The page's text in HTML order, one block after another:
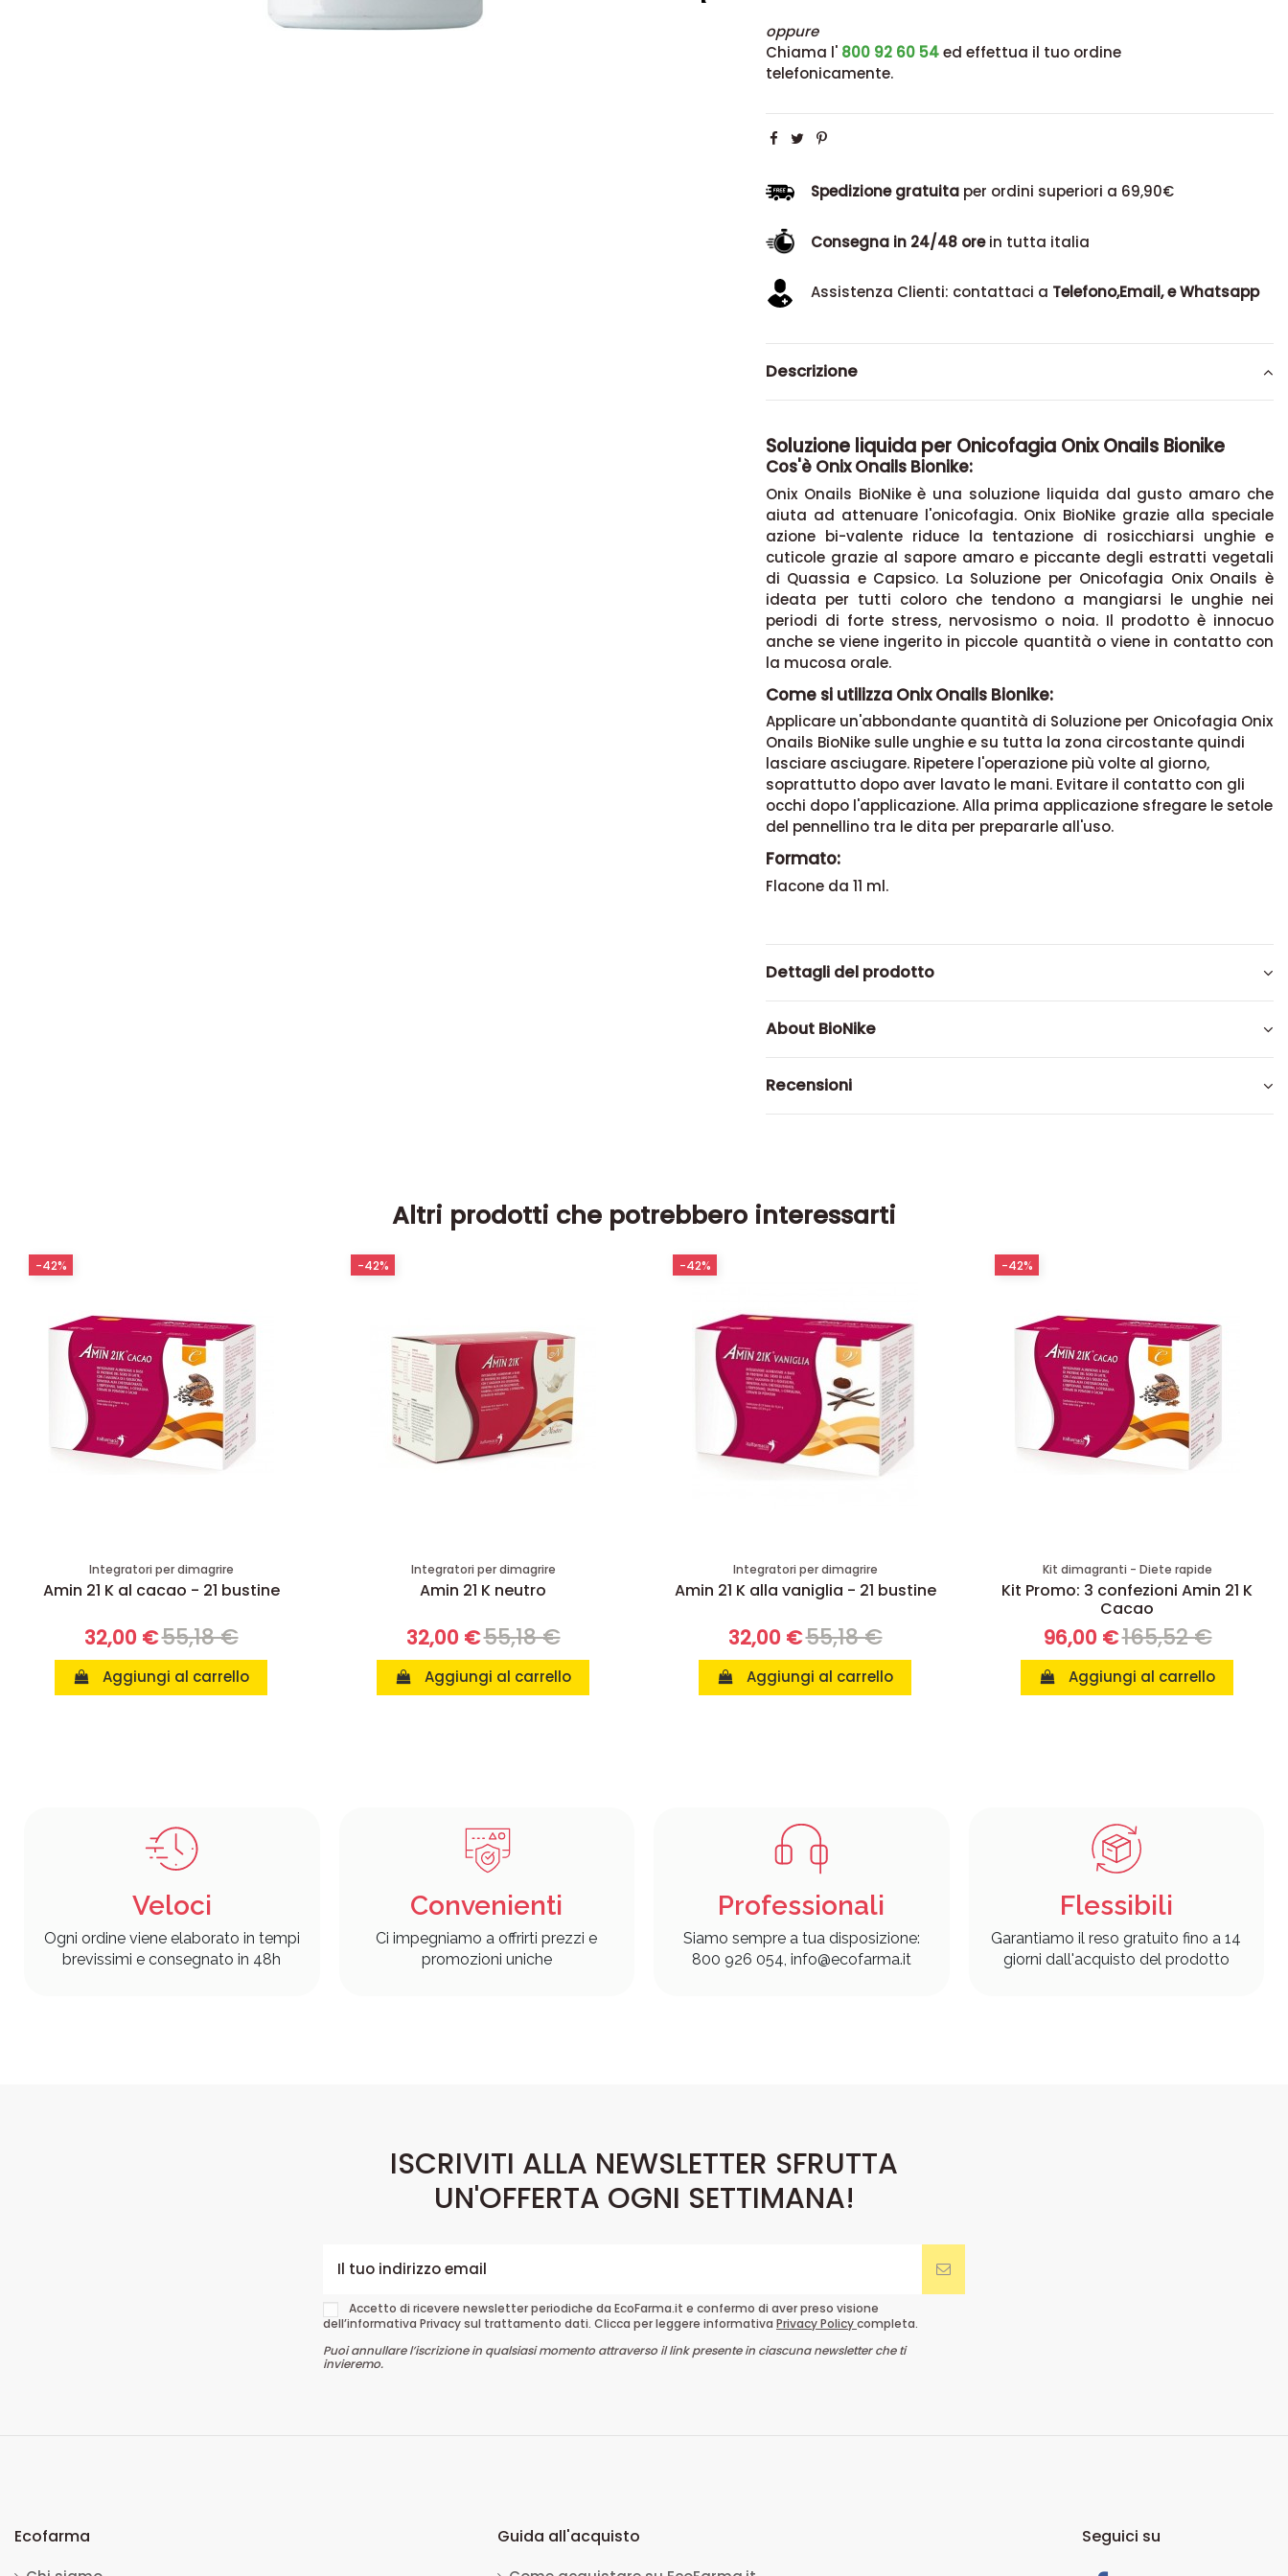
oppure
Chiama l' 800 92 60 54ed effettua il tuo ordine
telefonicamente.
Spedizione gratuitaper ordini superiori a 69,90€
Consegna in 24/48 orein tutta italia
Assistenza Clienti: contattaci a Telefono,Email, e Whatsapp
Descrizione
Soluzione liquida per Onicofagia Onix Onails Bionike
Cos'è Onix Onails Bionike:
Onix Onails BioNike è una soluzione liquida dal gusto amaro che
aiuta ad attenuare l'onicofagia. Onix BioNike grazie alla speciale
azione bi-valente riduce la tentazione di rosicchiarsi unghie e
cuticole grazie al sapore amaro e piccante degli estratti vegetali
di Quassia e Capsico. La Soluzione per Onicofagia Onix Onails è
ideata per tutti coloro che tendono a mangiarsi le unghie nei
periodi di forte stress, nervosismo o noia. Il prodotto è innocuo
anche se viene ingerito in piccole quantità o viene in contatto con
la mucosa orale.
Come si utilizza Onix Onails Bionike:
Applicare un'abbondante quantità di Soluzione per Onicofagia Onix
Onails BioNike sulle unghie e su tutta la zona circostante quindi
lasciare asciugare. Ripetere l'operazione più volte al giorno,
soprattutto dopo aver lavato le mani. Evitare il contatto con gli
occhi dopo l'applicazione. Alla prima applicazione sfregare le setole
del pennellino tra le dita per prepararle all'uso.
Formato:
Flacone da 11 ml.
Dettagli del prodotto
About BioNike
Recensioni
Altri prodotti che potrebbero interessarti
Integratori per dimagrire
Amin 21 K al cacao - 21 bustine
32,00 €55,18 €
Aggiungi al carrello
-42%
Integratori per dimagrire
Amin 21 K neutro
32,00 €55,18 €
Aggiungi al carrello
-42%
Integratori per dimagrire
Amin 21 K alla vaniglia - 21 bustine
32,00 €55,18 €
Aggiungi al carrello
-42%
Kit dimagranti - Diete rapide
Kit Promo: 3 confezioni Amin 21 K
Cacao
96,00 €165,52 €
Aggiungi al carrello
-42%
Veloci
Ogni ordine viene elaborato in tempi
brevissimi e consegnato in 48h
Convenienti
Ci impegniamo a offrirti prezzi e
promozioni uniche
Professionali
Siamo sempre a tua disposizione:
800 926 054, info@ecofarma.it
Flessibili
Garantiamo il reso gratuito fino a 14
giorni dall'acquisto del prodotto
ISCRIVITI ALLA NEWSLETTER SFRUTTA
UN'OFFERTA OGNI SETTIMANA!
Accetto di ricevere newsletter periodiche da EcoFarma.it e confermo di aver preso visione
dell’informativa Privacy sul trattamento dati. Clicca per leggere informativa Privacy Policycompleta.
Puoi annullare l’iscrizione in qualsiasi momento attraverso il link presente in ciascuna newsletter che ti
invieremo.
Ecofarma Guida all'acquisto Seguici su